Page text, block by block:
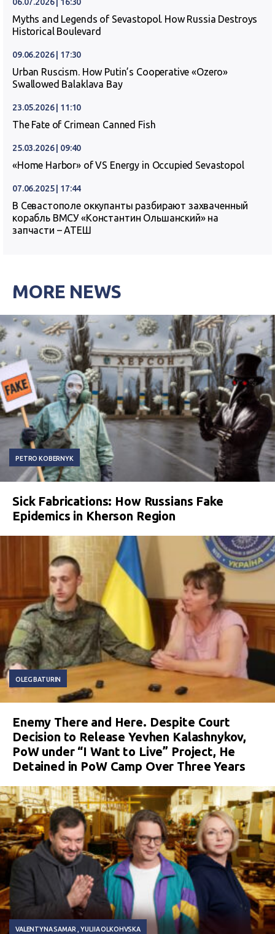
Myths and Legends of Sevastopol. How Russia Destroys
Historical Boulevard
09.06.2026 | 17:30
Urban Ruscism. How Putin’s Cooperative «Ozero»
Swallowed Balaklava Bay
23.05.2026 | 11:10
The Fate of Crimean Canned Fish
25.03.2026 | 09:40
«Home Harbor» of VS Energy in Occupied Sevastopol
07.06.2025 | 17:44
В Севастополе оккупанты разбирают захваченный
корабль ВМСУ «Константин Ольшанский» на
запчасти – АТЕШ
MORE NEWS
PETRO KOBERNYK
Sick Fabrications: How Russians Fake
Epidemics in Kherson Region
OLEG BATURIN
Enemy There and Here. Despite Court
Decision to Release Yevhen Kalashnykov,
PoW under “I Want to Live” Project, He
Detained in PoW Camp Over Three Years
VALENTYNA SAMAR YULIIA OLKOHVSKA